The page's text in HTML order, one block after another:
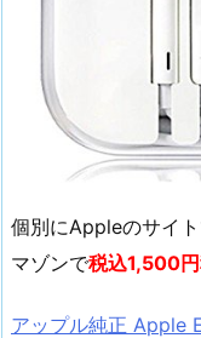
個別にAppleのサイ
マゾンで税込1,500
アップル純正 Apple